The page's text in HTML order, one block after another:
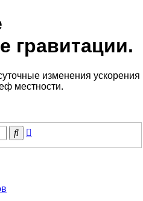
гравитации.
изменения ускорения
местности.
Поиск